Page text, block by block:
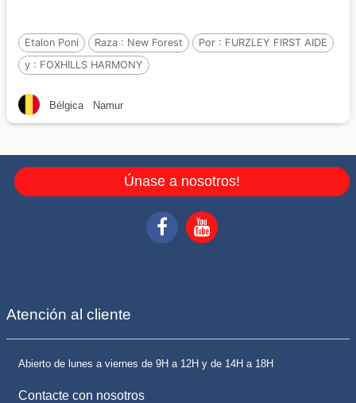
Etalon Poni Raza : New Forest Por : FURZLEY FIRST AIDE
y : FOXHILLS HARMONY
Bélgica
Namur
Únase a nosotros!
Atención al cliente
Abierto de lunes a viernes de 9H a 12H y de 14H a 18H
Contacte con nosotros